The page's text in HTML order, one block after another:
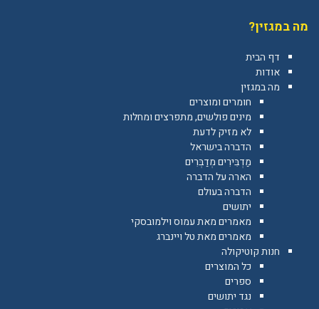
מה במגזין?
דף הבית
אודות
מה במגזין
חומרים ומוצרים
מינים פולשים, מתפרצים ומחלות
לא מזיק לדעת
הדברה בישראל
מַדְבִּירִים מְדַבְּרִים
הארה על הדברה
הדברה בעולם
יתושים
מאמרים מאת עמוס וילמובסקי
מאמרים מאת טל ויינברג
חנות קוטיקולה
כל המוצרים
ספרים
נגד יתושים